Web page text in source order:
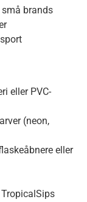
brands
eller PVC-
(neon,
eller